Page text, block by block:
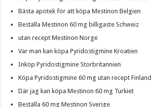
Bästa apotek för att köpa Mestinon Belgien
Beställa Mestinon 60 mg billigaste Schweiz
utan recept Mestinon Norge
Var man kan köpa Pyridostigmine Kroatien
Inköp Pyridostigmine Storbritannien
Köpa Pyridostigmine 60 mg utan recept Finland
Där jag kan köpa Mestinon 60 mg Turkiet
Beställa 60 mg Mestinon Sverige